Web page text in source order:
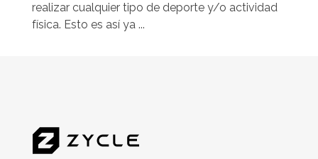
realizar cualquier tipo de deporte y/o actividad
física. Esto es así ya ...